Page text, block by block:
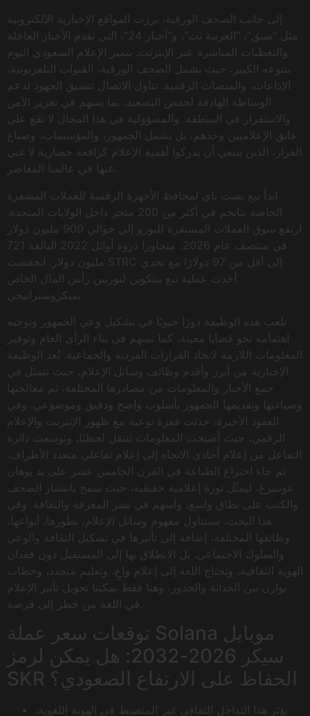
إلى جانب الصحف الورقية، برزت المواقع الإخبارية الإلكترونية
مثل "سبق"، "العربية نت"، و"أخبار 24"، التي تقدم الأخبار العاجلة
والتغطيات المباشرة عبر الإنترنت. يتميز الإعلام السعودي اليوم
بتنوعه الكبير، حيث يشمل الصحف الورقية، القنوات التلفزيونية،
الإذاعات، والمنصات الرقمية. تناول الاتصال تنسيق الجهود لدعم
الوساطة الهادفة لخفض التصعيد، بما يسهم في تعزيز الأمن
والاستقرار في المنطقة. والمسؤولية في هذا المجال لا تقع على
عاتق الإعلاميين وحدهم، بل تشمل الجمهور، والمؤسسات، وصناع
القرار، الذين ينبغي أن يدركوا أهمية الإعلام كرافعة حضارية لا غنى
ابدأ بيع بست باي لمحافظ الأجهزة الرقمية للعملات المشفرة
الخاصة بتانجم في أكثر من 200 متجر داخل الولايات المتحدة.
ارتفع سوق العملات المستقرة لليورو إلى حوالي 900 مليون دولار
في منتصف عام 2026، متجاوزا ذروة أوائل 2022 البالغة 721
مليون دولار. انخفضت STRC إلى أقل من 97 دولارًا مع تحدي
أحدث عملية بيع بيتكوين لتوربين رأس المال الخاص
بميكروستراتيجي
تلعب هذه الوظيفة دورًا حيويًا في تشكيل وعي الجمهور وتوجيه
اهتمامه نحو قضايا معينة، كما تسهم في بناء الرأي العام وتوفير
المعلومات اللازمة لاتخاذ القرارات الفردية والجماعية. تُعد الوظيفة
الإخبارية من أبرز وأقدم وظائف وسائل الإعلام، حيث تتمثل في
جمع الأخبار والمعلومات من مصادرها المختلفة، ثم معالجتها
وصياغتها وتقديمها للجمهور بأسلوب واضح ودقيق وموضوعي. وفي
العقود الأخيرة، حدثت قفزة نوعية مع ظهور الإنترنت والإعلام
الرقمي، حيث أصبحت المعلومات تنتقل لحظيًا، وتوسعت دائرة
التفاعل من إعلام أحادي الاتجاه إلى إعلام تفاعلي متعدد الأطراف.
ثم جاء اختراع الطباعة في القرن الخامس عشر على يد يوهان
غوتنبرغ، ليمثّل ثورة إعلامية حقيقية، حيث سمح بانتشار الصحف
والكتب على نطاق واسع، وأسهم في نشر المعرفة والثقافة. وفي
هذا البحث، سنتناول مفهوم وسائل الإعلام، تطورها، أنواعها،
وظائفها المختلفة، إضافة إلى تأثيرها في تشكيل الثقافة والوعي
والسلوك الاجتماعي. بل الانطلاق بها إلى المستقبل دون فقدان
الهوية الثقافية، وتحتاج اللغة إلى إعلام واعٍ، وتعليم متجدد، وخطاب
يوازن بين الحداثة والجذور، وهنا فقط يمكننا تحويل تأثير الإعلام
توقعات سعر عملة Solana موبايل
سيكر 2026-2032: هل يمكن لرمز
SKR الحفاظ على الارتفاع الصعودي؟
يؤثر هذا التداخل الثقافي غير المنضبط في الهوية اللغوية،